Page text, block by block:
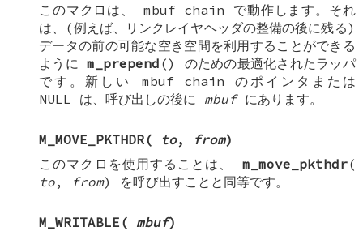
このマクロは、 mbuf chain で動作します。それ
は、(例えば、リンクレイヤヘッダの整備の後に残る)
データの前の可能な空き空間を利用することができる
ようにm_prepend () のための最適化されたラッパ
です。新しい mbuf chain のポインタまたは
NULL
は、呼び出しの後に mbufにあります。
M_MOVE_PKTHDR( to, from)
このマクロを使用することは、 m_move_pkthdr(
to, from) を呼び出すことと同等です。
M_WRITABLE ( mbuf)